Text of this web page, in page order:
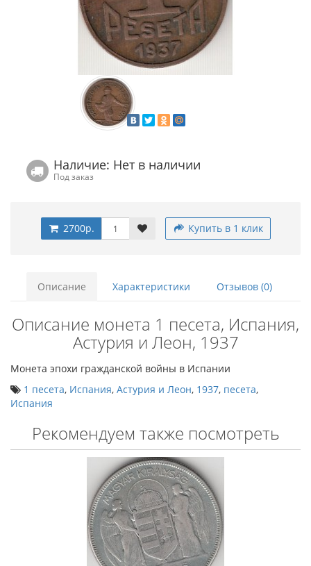
Наличие: Нет в наличии
Под заказ
2700р. Купить в 1 клик
Описание Характеристики Отзывов (0)
Описание монета 1 песета, Испания,
Астурия и Леон, 1937
Монета эпохи гражданской войны в Испании
1 песета, Испания, Астурия и Леон, 1937, песета,
Испания
Рекомендуем также посмотреть